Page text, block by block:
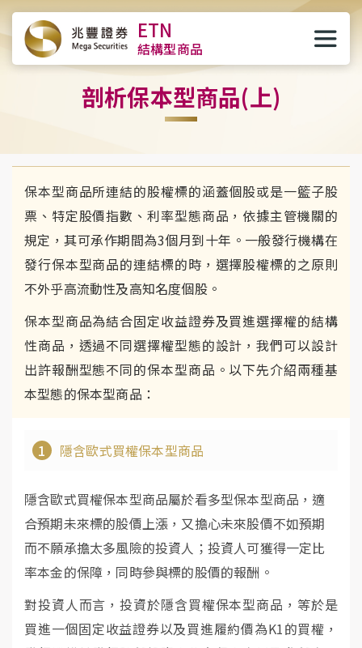
ETN
結構型商品
剖析保本型商品(上)
保本型商品所連結的股權標的涵蓋個股或是一籃子股
票、特定股價指數、利率型態商品，依據主管機關的
規定，其可承作期間為3個月到十年。一般發行機構在
發行保本型商品的連結標的時，選擇股權標的之原則
不外乎高流動性及高知名度個股。
保本型商品為結合固定收益證券及買進選擇權的結構
性商品，透過不同選擇權型態的設計，我們可以設計
出許報酬型態不同的保本型商品。以下先介紹兩種基
本型態的保本型商品：
1 隱含歐式買權保本型商品
隱含歐式買權保本型商品屬於看多型保本型商品，適
合預期未來標的股價上漲，又擔心未來股價不如預期
而不願承擔太多風險的投資人；投資人可獲得一定比
率本金的保障，同時參與標的股價的報酬。
對投資人而言，投資於隱含買權保本型商品，等於是
買進一個固定收益證券以及買進履約價為K1的買權，